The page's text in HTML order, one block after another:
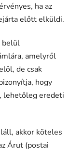
ha az
előtt elküldi.
belül
amelyről
de csak
hogy
lehetőleg eredeti
akkor köteles
Árut (postai